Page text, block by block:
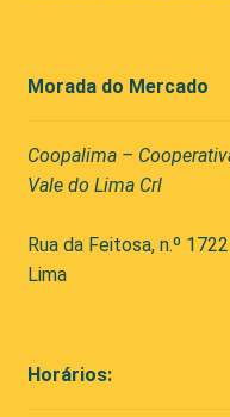
Morada do Mercado
Coopalima –
Vale do Lima Crl
Rua da Feitosa, n.º
Lima
Horários: